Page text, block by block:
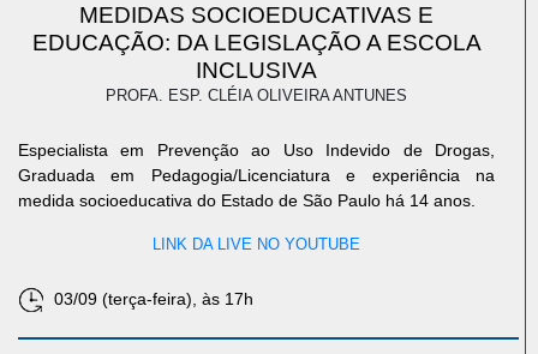
MEDIDAS SOCIOEDUCATIVAS E
EDUCAÇÃO: DA LEGISLAÇÃO A ESCOLA
INCLUSIVA
PROFA. ESP. CLÉIA OLIVEIRA ANTUNES
Especialista em Prevenção ao Uso Indevido de Drogas,
Graduada em Pedagogia/Licenciatura e experiência na
medida socioeducativa do Estado de São Paulo há 14 anos.
LINK DA LIVE NO YOUTUBE
03/09 (terça-feira), às 17h